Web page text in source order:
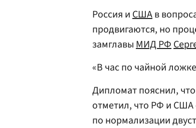
Россия иСШАв
продвигаются, но
замглавыМИДРФ
«В час по чайной
Дипломат пояснил,
отметил, что РФ и США
по нормализации